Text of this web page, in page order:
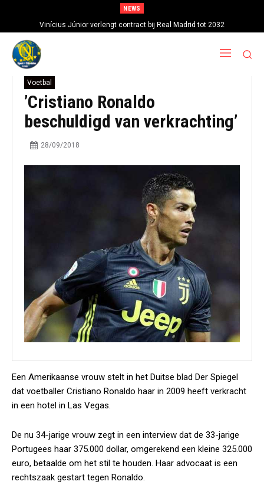
NEWS
Vinícius Júnior verlengt contract bij Real Madrid tot 2032
Voetbal
’Cristiano Ronaldo
beschuldigd van verkrachting’
28/09/2018
Een Amerikaanse vrouw stelt in het Duitse blad Der Spiegel
dat voetballer Cristiano Ronaldo haar in 2009 heeft verkracht
in een hotel in Las Vegas.
De nu 34-jarige vrouw zegt in een interview dat de 33-jarige
Portugees haar 375.000 dollar, omgerekend een kleine 325.000
euro, betaalde om het stil te houden. Haar advocaat is een
rechtszaak gestart tegen Ronaldo.